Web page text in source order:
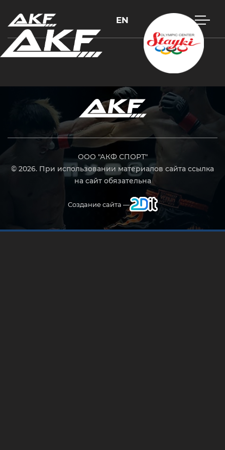
EN
ООО "АКФ СПОРТ"
© 2026. При использовании материалов сайта ссылка
на сайт обязательна
Создание сайта —
Нажмите Enter для поиска или Esc, чтобы закрыть